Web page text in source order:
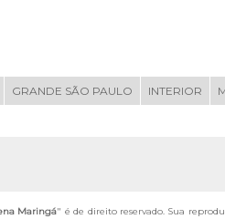
GRANDE SÃO PAULO INTERIOR
Maringá" é de direito reservado. Sua